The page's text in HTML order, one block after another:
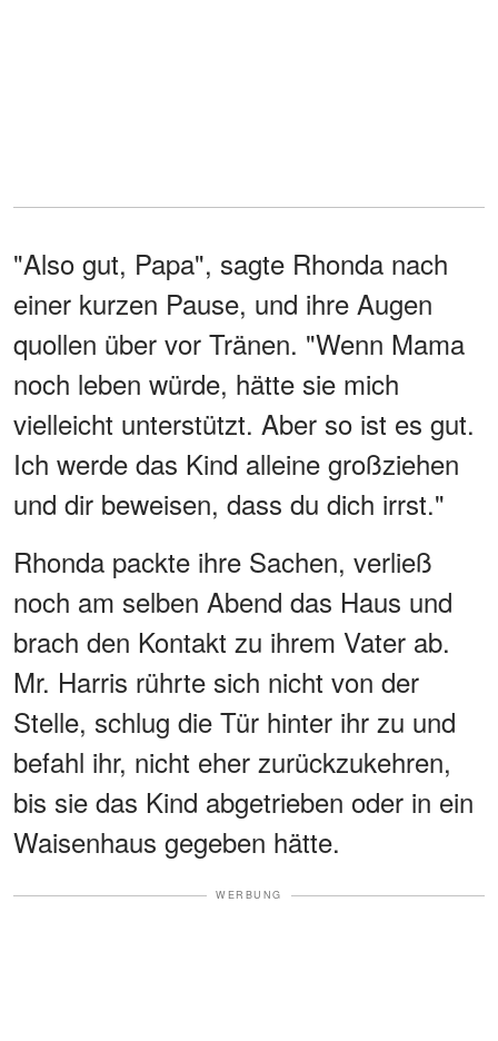
"Also gut, Papa", sagte Rhonda nach
einer kurzen Pause, und ihre Augen
quollen über vor Tränen. "Wenn Mama
noch leben würde, hätte sie mich
vielleicht unterstützt. Aber so ist es gut.
Ich werde das Kind alleine großziehen
und dir beweisen, dass du dich irrst."
Rhonda packte ihre Sachen, verließ
noch am selben Abend das Haus und
brach den Kontakt zu ihrem Vater ab.
Mr. Harris rührte sich nicht von der
Stelle, schlug die Tür hinter ihr zu und
befahl ihr, nicht eher zurückzukehren,
bis sie das Kind abgetrieben oder in ein
Waisenhaus gegeben hätte.
WERBUNG